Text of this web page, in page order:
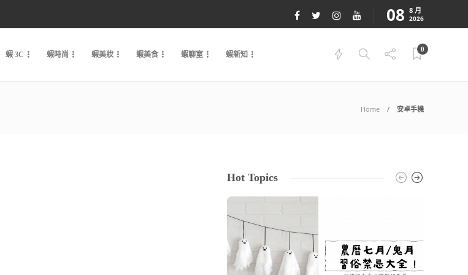
08 8 月
2026
蝦 3C 蝦時尚 蝦美妝 蝦美食 蝦聊室 蝦新知
0
Home 安卓手機
Hot Topics